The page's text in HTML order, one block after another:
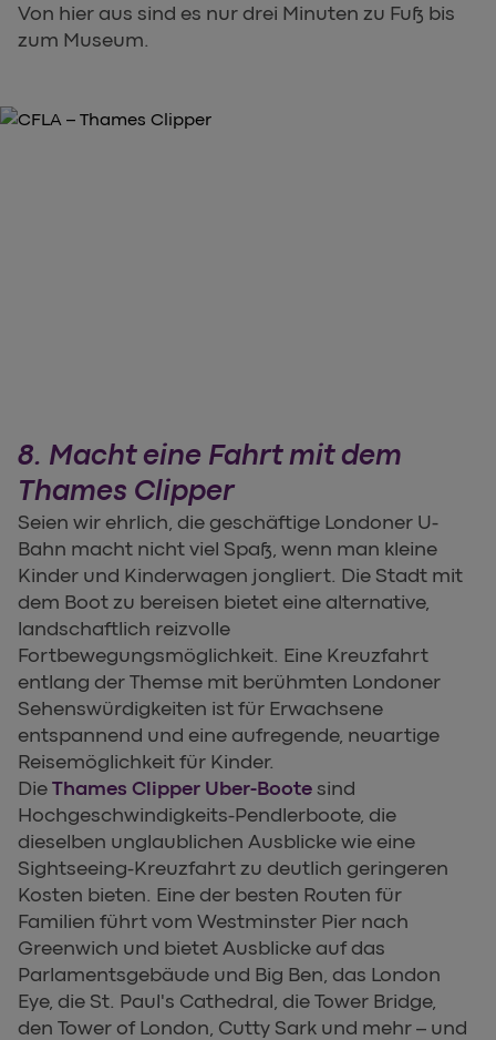
Von hier aus sind es nur drei Minuten zu Fuß bis
zum Museum.
8. Macht eine Fahrt mit dem
Thames Clipper
Seien wir ehrlich, die geschäftige Londoner U-
Bahn macht nicht viel Spaß, wenn man kleine
Kinder und Kinderwagen jongliert. Die Stadt mit
dem Boot zu bereisen bietet eine alternative,
landschaftlich reizvolle
Fortbewegungsmöglichkeit. Eine Kreuzfahrt
entlang der Themse mit berühmten Londoner
Sehenswürdigkeiten ist für Erwachsene
entspannend und eine aufregende, neuartige
Reisemöglichkeit für Kinder.
Die Thames Clipper Uber-Boote sind
Hochgeschwindigkeits-Pendlerboote, die
dieselben unglaublichen Ausblicke wie eine
Sightseeing-Kreuzfahrt zu deutlich geringeren
Kosten bieten. Eine der besten Routen für
Familien führt vom Westminster Pier nach
Greenwich und bietet Ausblicke auf das
Parlamentsgebäude und Big Ben, das London
Eye, die St. Paul's Cathedral, die Tower Bridge,
den Tower of London, Cutty Sark und mehr – und